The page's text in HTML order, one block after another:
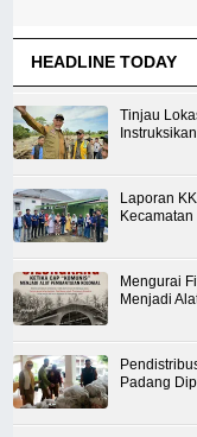
HEADLINE TODAY
Tinjau
Laporan
Mengurai
Menjadi
Padang